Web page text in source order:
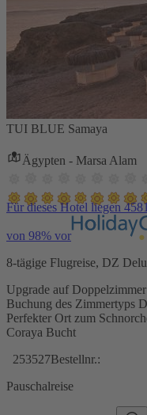
TUI BLUE Samaya
Ägypten - Marsa Alam
Für dieses Hotel liegen
von 98% vor
8-tägige Flugreise, DZ
Upgrade auf
Buchung des Zimmertyps
Perfekter Ort zum
Coraya Bucht
253527Bestellnr.:
Pauschalreise